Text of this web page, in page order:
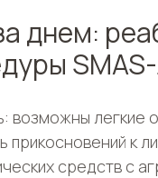
днем:
возможны легкие
прикосновений к
средств с